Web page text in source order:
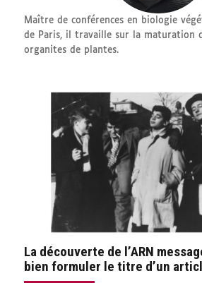
Maître de conférences en biologie
de Paris, il travaille sur la maturation
organites de plantes.
La découverte de l’ARN
bien formuler le titre d’un